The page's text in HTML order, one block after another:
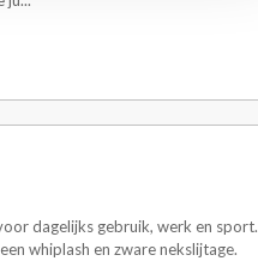
dagelijks gebruik, werk en sport.
whiplash en zware nekslijtage.